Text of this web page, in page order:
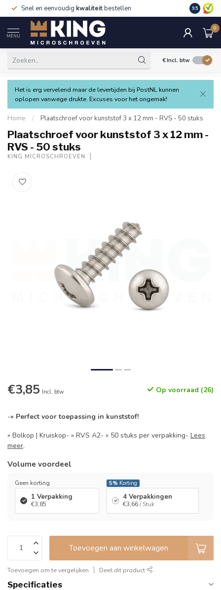
Snel en eenvoudig kwaliteitbestellen 9.5
MENU
0
€Incl. btw
Het is erg vervelend maar de levertijden bij PostNL kunnen
oplopen vanwege drukte. Excuses voor het ongemak!
Home / Plaatschroef voor kunststof 3 x 12 mm - RVS - 50 stuks
Plaatschroef voor kunststof 3 x 12 mm -
RVS - 50 stuks
KING MICROSCHROEVEN
€3,85 Incl. btw Op voorraad (26)
-» Perfect voor toepassing in kunststof!
» Bolkop | Kruiskop- » RVS A2- » 50 stuks per verpakking- Lees
meer.
Volume voordeel
Geen korting
1 Verpakking
€3,85
5% Korting
4 Verpakkingen
€3,66/ Stuk
Toevoegen aan winkelwagen
Toevoegen om te vergelijken Deel dit product
Specificaties